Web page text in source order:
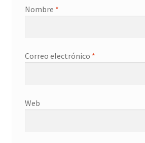
Nombre *
Correo electrónico *
Web